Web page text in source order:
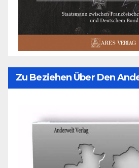
Zu Beziehen Über Den